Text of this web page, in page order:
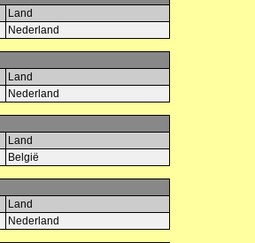
Land
Nederland
Land
Nederland
Land
België
Land
Nederland